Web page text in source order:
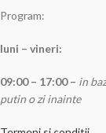
Program:
luni – vineri:
09:00 – 17:00 – in
putin o zi inainte